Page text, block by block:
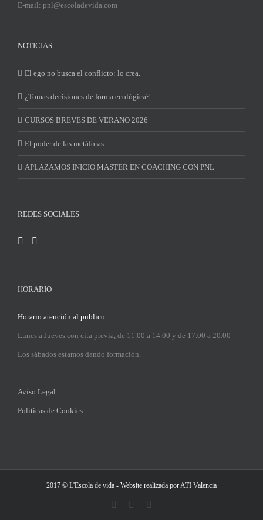
E-mail: pnl@escoladevida.com
NOTICIAS
El ego no busca el conflicto: lo crea.
¿Tomas decisiones de forma ecológica?
CURSOS BREVES DE VERANO 2026
El poder de las metáforas
APLAZAMOS INICIO MASTER EN COACHING CON PNL
REDES SOCIALES
HORARIO
Horario atención al publico:
Lunes a Jueves con cita previa, de 11.00 a 14.00 y de 17.00 a 20.00
Los sábados estamos dando formación.
Aviso Legal
Políticas de Cookies
2017 © L'Escola de vida - Website realizada porATI Valencia
FacebookInstagram